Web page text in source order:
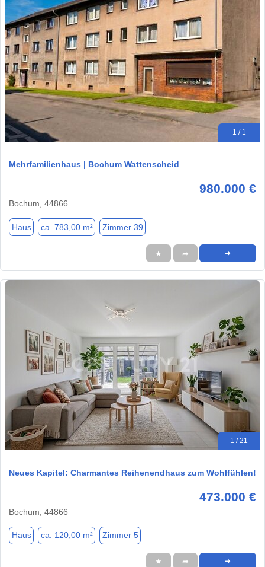
1 / 1
Mehrfamilienhaus | Bochum Wattenscheid
980.000 €
Bochum, 44866
Haus ca. 783,00 m² Zimmer 39
★ ➦ ➜
1 / 21
Neues Kapitel: Charmantes Reihenendhaus zum Wohlfühlen!
473.000 €
Bochum, 44866
Haus ca. 120,00 m² Zimmer 5
★ ➦ ➜